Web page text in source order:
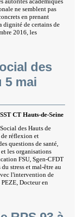
ne semblent pas
en prenant
dignité de certains de
2016, les
des
5 mai
CT Hauts-de-Seine
des Hauts de
de réflexion et
questions de santé,
les organisations
FSU, Sgen-CFDT
stress et mal-être au
l'intervention de
Docteur en